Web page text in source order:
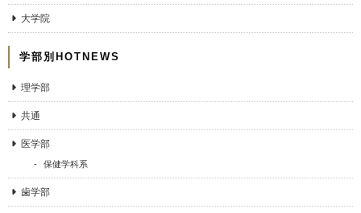
大学院
学部別HOTNEWS
理学部
共通
医学部
保健学科系
歯学部